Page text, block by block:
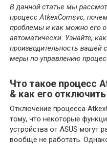
В данной статье мы
процесс AtkexComsvc,
проблемы и как можно его
автоматически. Узнайте,
производительность
меры по управлению
Что такое процесс
& как его отключить
Отключение процесса
тому, что некоторые
устройства от ASUS могут
вообще не работать.